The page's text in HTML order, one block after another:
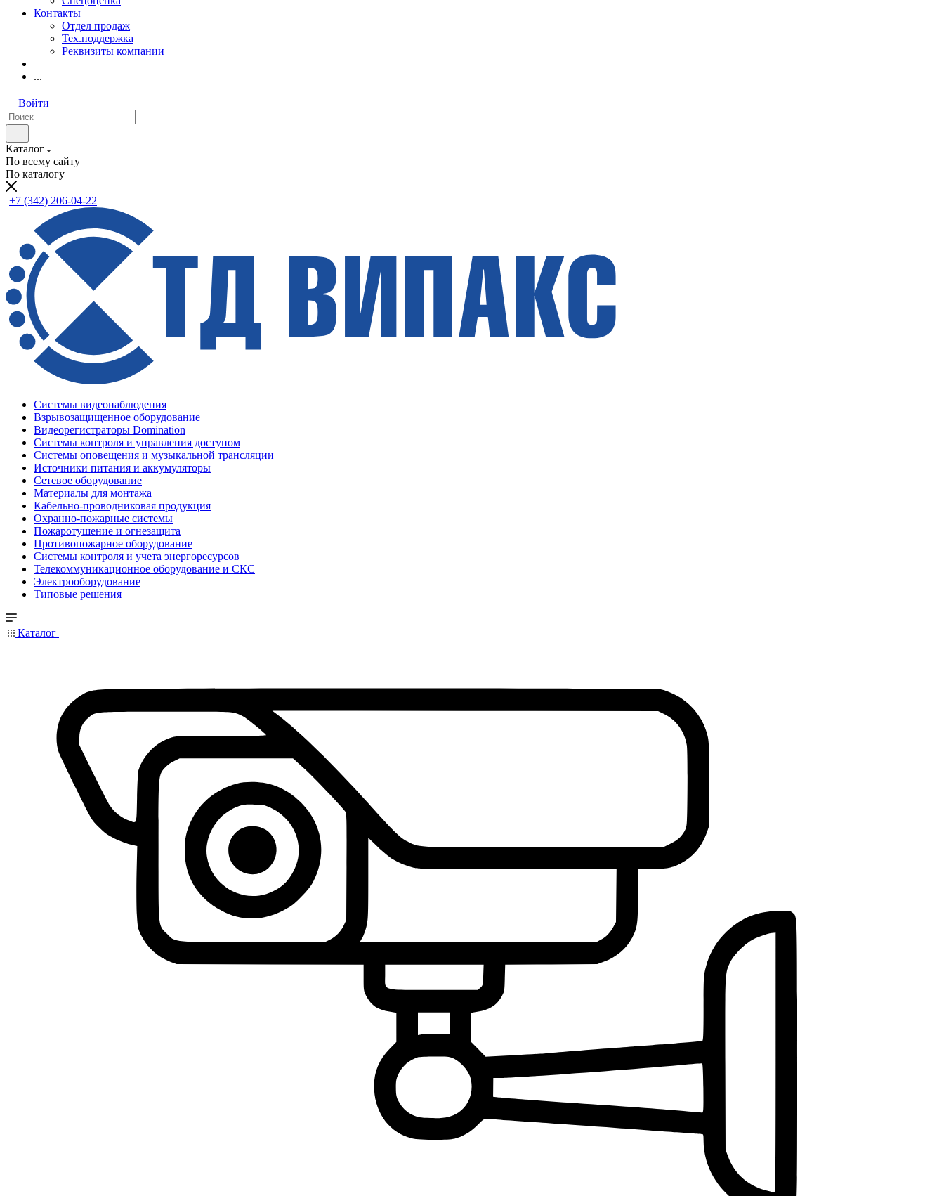
Контакты
Отдел продаж
Тех.поддержка
Реквизиты компании
...
Войти
Каталог
По всему сайту
По каталогу
+7 (342) 206-04-22
Системы видеонаблюдения
Взрывозащищенное оборудование
Видеорегистраторы Domination
Системы контроля и управления доступом
Системы оповещения и музыкальной трансляции
Источники питания и аккумуляторы
Сетевое оборудование
Материалы для монтажа
Кабельно-проводниковая продукция
Охранно-пожарные системы
Пожаротушение и огнезащита
Противопожарное оборудование
Системы контроля и учета энергоресурсов
Телекоммуникационное оборудование и СКС
Электрооборудование
Типовые решения
Каталог